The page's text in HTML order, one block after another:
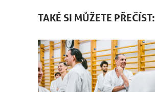
TAKÉ SI MŮŽETE PŘEČÍST: